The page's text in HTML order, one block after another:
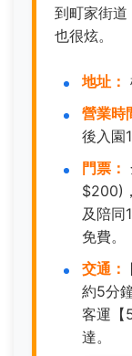
到町家街道
也很炫。
地址：
營業時
後入園
門票：
$200)
及陪同
免費。
交通：
約5分
客運【
達。